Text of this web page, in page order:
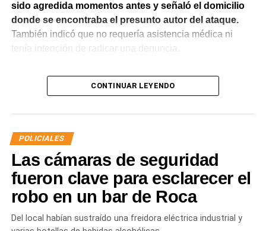
sido agredida momentos antes y señaló el domicilio
donde se encontraba el presunto autor del ataque.
También indicó que no requería asistencia médica ni
tenía intención de radicar una denuncia.
Al llegar al lugar,los uniformados encontraron a un
hombre que salió de la vivienda en estado de
agresión.Al advertir la presencia de la víctima,intentó
acercarse nuevamente con la aparente intención de
atacarla, por lo que fue interceptado por el personal
policial.
Pese a las órdenes impartidas por los efectivos,el
hombre mantuvo una actitud agresiva e intentó
abrirse paso mediante empujones para continuar con
el enfrentamiento.Ante esa situación y con el objetivo
CONTINUAR LEYENDO
POLICIALES
Las cámaras de seguridad
fueron clave para esclarecer el
robo en un bar de Roca
Del local habían sustraído una freidora eléctrica industrial y